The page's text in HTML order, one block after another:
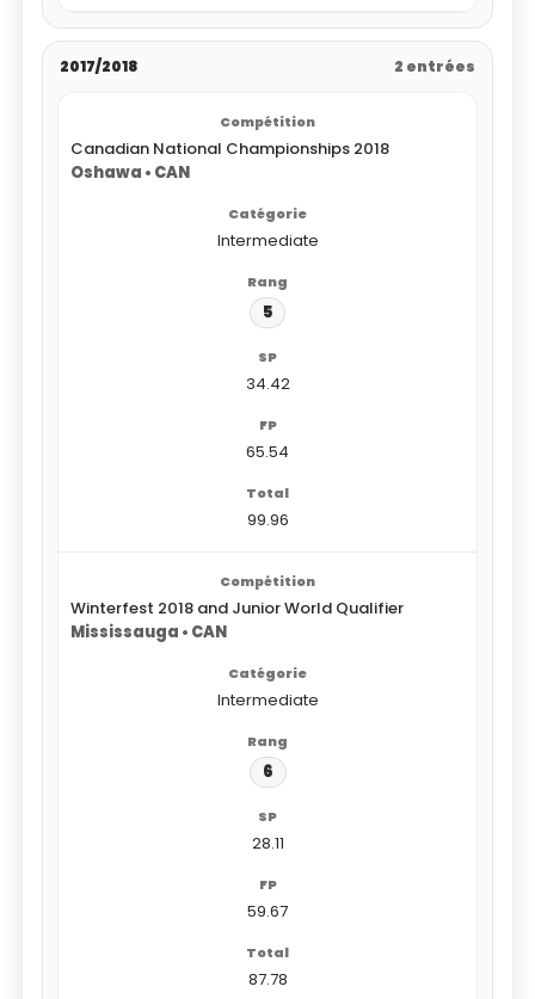
2017/2018 2 entrées
Canadian National Championships 2018
Oshawa • CAN
Intermediate
5
34.42
65.54
99.96
Winterfest 2018 and Junior World Qualifier
Mississauga • CAN
Intermediate
6
28.11
59.67
87.78